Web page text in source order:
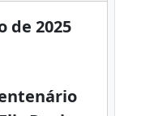
de 2025